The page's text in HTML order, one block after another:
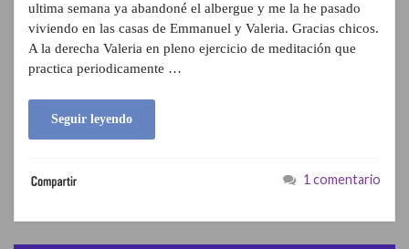
ultima semana ya abandoné el albergue y me la he pasado
viviendo en las casas de Emmanuel y Valeria. Gracias chicos.
A la derecha Valeria en pleno ejercicio de meditación que
practica periodicamente …
Seguir leyendo
1 comentario